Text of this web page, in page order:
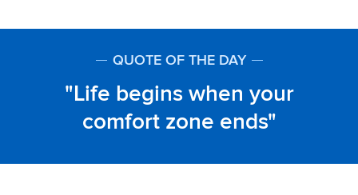
QUOTE OF THE DAY
Life begins when your
comfort zone ends